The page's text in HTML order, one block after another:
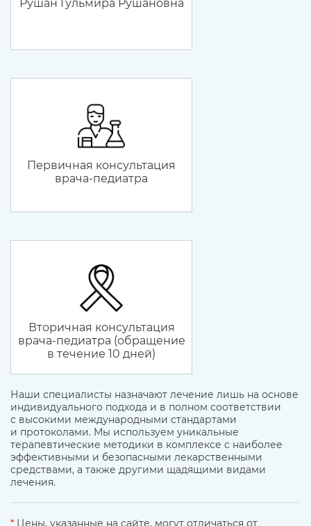
Рушан Гульмира Рушановна
Первичная консультация
врача-педиатра
Вторичная консультация
врача-педиатра (обращение
в течение 10 дней)
Наши специалисты назначают лечение лишь на основе
индивидуального подхода и в полном соответствии
с высокими международными стандартами
и протоколами. Мы используем уникальные
терапевтические методики в комплексе с наиболее
эффективными и безопасными лекарственными
средствами, а также другими щадящими видами
лечения.
* Цены, указанные на сайте, могут отличаться от